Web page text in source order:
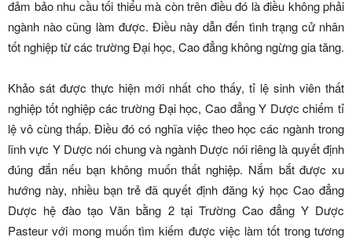
đảm bảo nhu cầu tối thiểu mà còn trên điều đó là điều không phải
ngành nào cũng làm được. Điều này dẫn đến tình trạng cử nhân
tốt nghiệp từ các trường Đại học, Cao đẳng không ngừng gia tăng.
Khảo sát được thực hiện mới nhất cho thấy, tỉ lệ sinh viên thất
nghiệp tốt nghiệp các trường Đại học, Cao đẳng Y Dược chiếm tỉ
lệ vô cùng thấp. Điều đó có nghĩa việc theo học các ngành trong
lĩnh vực Y Dược nói chung và ngành Dược nói riêng là quyết định
đúng đắn nếu bạn không muốn thất nghiệp. Nắm bắt được xu
hướng này, nhiều bạn trẻ đã quyết định đăng ký học Cao đẳng
Dược hệ đào tạo Văn bằng 2 tại Trường Cao đẳng Y Dược
Pasteur với mong muốn tìm kiếm được việc làm tốt trong tương